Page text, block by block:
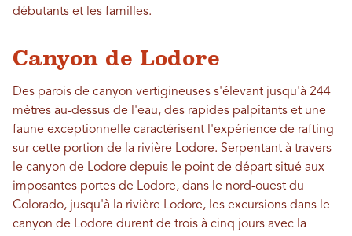
débutants et les familles.
Canyon de Lodore
Des parois de canyon vertigineuses s'élevant jusqu'à 244
mètres au-dessus de l'eau, des rapides palpitants et une
faune exceptionnelle caractérisent l'expérience de rafting
sur cette portion de la rivière Lodore. Serpentant à travers
le canyon de Lodore depuis le point de départ situé aux
imposantes portes de Lodore, dans le nord-ouest du
Colorado, jusqu'à la rivière Lodore, les excursions dans le
canyon de Lodore durent de trois à cinq jours avec la